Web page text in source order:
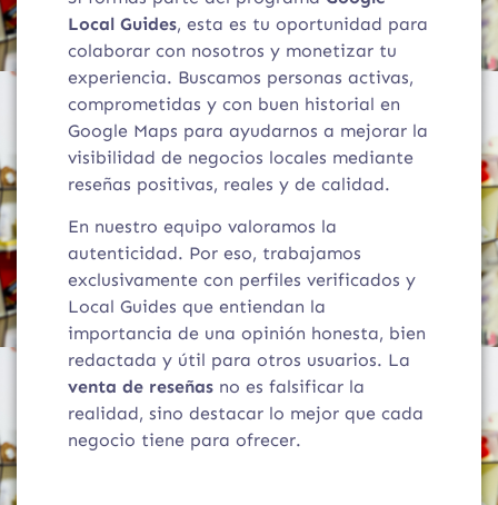
Local Guides, esta es tu oportunidad para
colaborar con nosotros y monetizar tu
experiencia. Buscamos personas activas,
comprometidas y con buen historial en
Google Maps para ayudarnos a mejorar la
visibilidad de negocios locales mediante
reseñas positivas, reales y de calidad.
En nuestro equipo valoramos la
autenticidad. Por eso, trabajamos
exclusivamente con perfiles verificados y
Local Guides que entiendan la
importancia de una opinión honesta, bien
redactada y útil para otros usuarios. La
venta de reseñas no es falsificar la
realidad, sino destacar lo mejor que cada
negocio tiene para ofrecer.